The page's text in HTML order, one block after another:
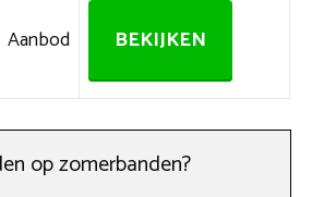
Aanbod BEKIJKEN
op zomerbanden?